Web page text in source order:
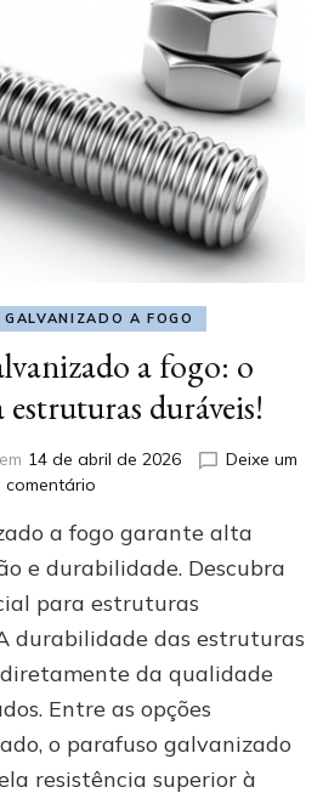
A FOGO
a fogo: o
estruturas duráveis!
14 de abril de 2026
Deixe um
comentário
galvanizado
a
o
segredo
para
estruturas
duráveis!
a fogo garante alta
e durabilidade. Descubra
para estruturas
durabilidade das estruturas
da qualidade
Entre as opções
o parafuso galvanizado
resistência superior à